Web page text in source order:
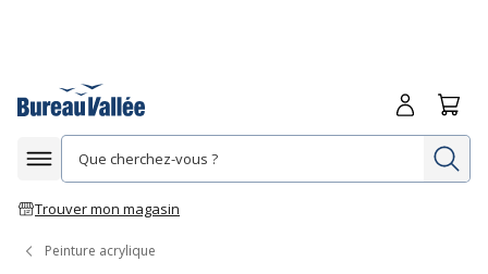
Afficher la navigation
Trouver mon magasin
Me
Peinture acrylique